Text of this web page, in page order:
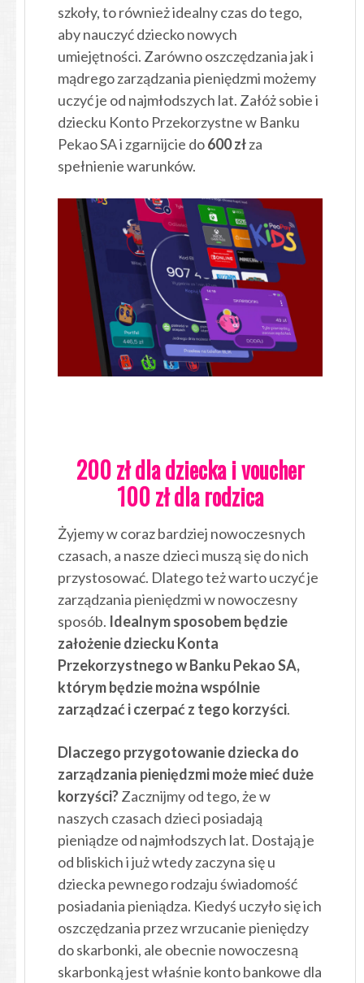
szkoły, to również idealny czas do tego,
aby nauczyć dziecko nowych
umiejętności. Zarówno oszczędzania jak i
mądrego zarządzania pieniędzmi możemy
uczyć je od najmłodszych lat. Załóż sobie i
dziecku Konto Przekorzystne w Banku
Pekao SA i zgarnijcie do600 złza
spełnienie warunków.
200 zł dla dziecka i voucher
100 zł dla rodzica
Żyjemy w coraz bardziej nowoczesnych
czasach, a nasze dzieci muszą się do nich
przystosować. Dlatego też warto uczyć je
zarządzania pieniędzmi w nowoczesny
sposób. Idealnym sposobem będzie
założenie dziecku Konta
Przekorzystnego w Banku Pekao SA,
którym będzie można wspólnie
zarządzać i czerpać z tego korzyści.
Dlaczego przygotowanie dziecka do
zarządzania pieniędzmi może mieć duże
korzyści?Zacznijmy od tego, że w
naszych czasach dzieci posiadają
pieniądze od najmłodszych lat. Dostają je
od bliskich i już wtedy zaczyna się u
dziecka pewnego rodzaju świadomość
posiadania pieniądza. Kiedyś uczyło się ich
oszczędzania przez wrzucanie pieniędzy
do skarbonki, ale obecnie nowoczesną
skarbonką jest właśnie konto bankowe dla